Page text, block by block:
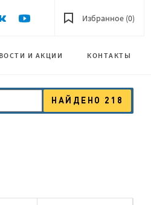
Избранное (0)
И АКЦИИ КОНТАКТЫ
НАЙДЕНО 218